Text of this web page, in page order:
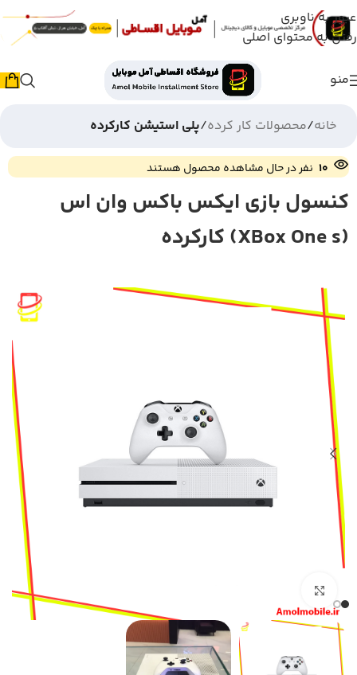
عبور به ناوبری
رفتن به محتوای اصلی
منو
خانه محصولات کار کرده پلی استیشن کارکرده
10 نفر در حال مشاهده محصول هستند
کنسول بازی ایکس باکس وان اس
(XBox One s) کارکرده